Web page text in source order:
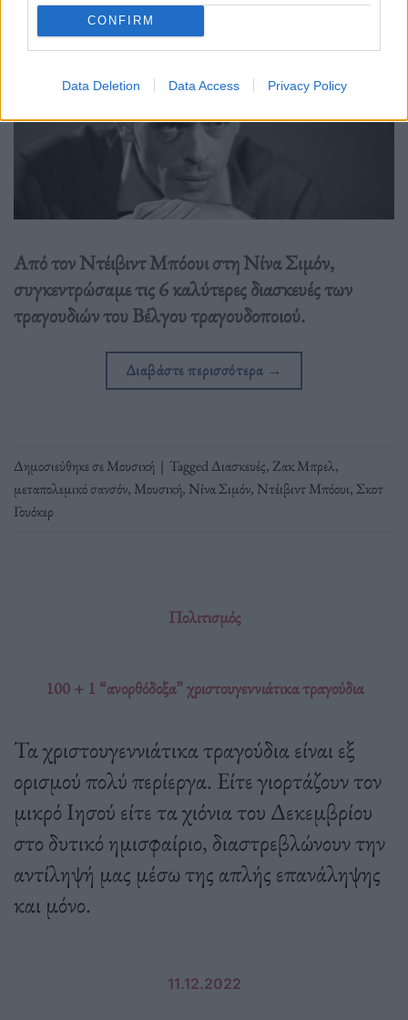
CONFIRM
Data Deletion Data Access Privacy Policy
Από τον Ντέιβιντ Μπόουι στη Νίνα Σιμόν,
συγκεντρώσαμε τις 6 καλύτερες διασκευές των
τραγουδιών του Βέλγου τραγουδοποιού.
Διαβάστε περισσότερα →
Δημοσιεύθηκε σεΜουσική | TaggedΔιασκευές,Ζακ Μπρελ,
μεταπολεμικό σανσόν, Μουσική, Νίνα Σιμόν, Ντέιβιντ Μπόουι, Σκοτ
Γουόκερ
Πολιτισμός
100 + 1 “ανορθόδοξα” χριστουγεννιάτικα τραγούδια
Τα χριστουγεννιάτικα τραγούδια είναι εξ
ορισμού πολύ περίεργα. Είτε γιορτάζουν τον
μικρό Ιησού είτε τα χιόνια του Δεκεμβρίου
στο δυτικό ημισφαίριο, διαστρεβλώνουν την
αντίληψή μας μέσω της απλής επανάληψης
και μόνο.
11.12.2022